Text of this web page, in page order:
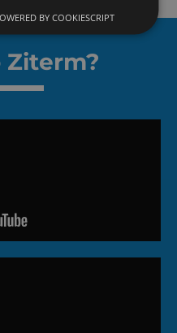
Ziterm?
BY COOKIESCRIPT